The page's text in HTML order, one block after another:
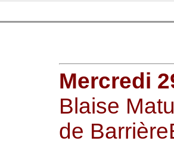
Mercredi
Blaise
de